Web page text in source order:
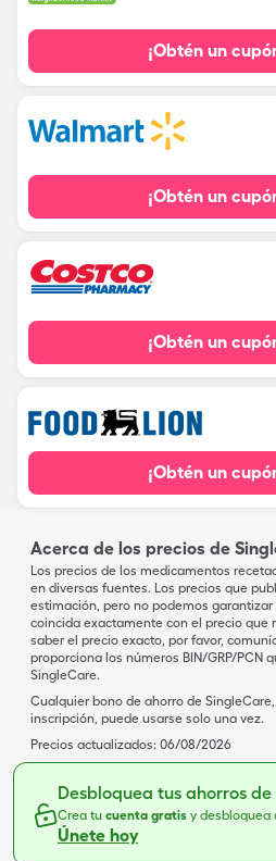
¡Obtén un
¡Obtén un
¡Obtén un
¡Obtén un
Acerca de los precios de
Los precios de los medicamentos
en diversas fuentes. Los precios que
estimación, pero no podemos
coincida exactamente con el precio que
saber el precio exacto, por favor,
proporciona los números BIN/GRP/PCN
SingleCare.
Cualquier bono de ahorro de
inscripción, puede usarse solo una vez.
Precios actualizados: 06/08/2026
Desbloquea tus ahorros
Crea tu cuenta gratis y desbloquea
Únete hoy